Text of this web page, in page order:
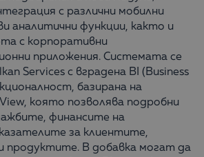
с различни мобилни
аналитични функции, както и
с корпоративни
приложения. Системата се
Services с вградена BI (Business
базирана на
която позволява подробни
финансите на
за клиентите,
продуктите. В добавка могат да